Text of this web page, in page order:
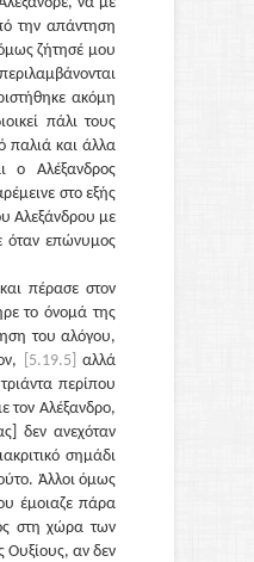
την απάντηση
ζήτησέ μου
ακόμη
πάλι τους
παλιά και άλλα
ο Αλέξανδρος
στο εξής
Αλεξάνδρου με
όταν επώνυμος
πέρασε στον
το όνομά της
του αλόγου,
[5.19.5]
αλλά
περίπου
τον Αλέξανδρο,
δεν ανεχόταν
σημάδι
Άλλοι όμως
έμοιαζε πάρα
στη χώρα των
Ουξίους, αν δεν